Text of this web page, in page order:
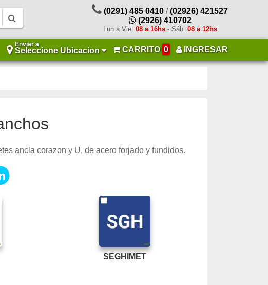
(0291) 485 0410 /(02926) 421527
(2926) 410702
Lun a Vie: 08 a 16hs- Sáb: 08 a 12hs
Enviar a
Seleccione Ubicacion CARRITO 0 INGRESAR
ancla corazon y U, de acero forjado y fundidos.
SEGHIMET